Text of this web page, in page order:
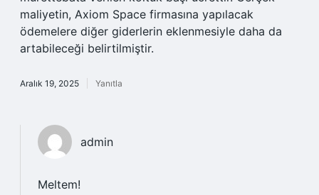
maliyetin, Axiom Space firmasına yapılacak
ödemelere diğer giderlerin eklenmesiyle daha da
artabileceği belirtilmiştir.
Aralık 19, 2025 Yanıtla
admin
Meltem!